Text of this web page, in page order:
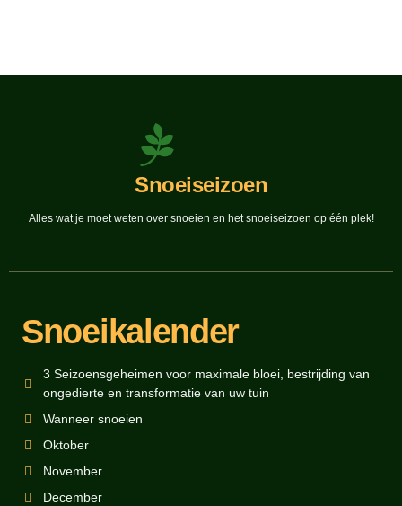
Snoeiseizoen
Alles wat je moet weten over snoeien en het snoeiseizoen op één plek!
Snoeikalender
3 Seizoensgeheimen voor maximale bloei, bestrijding van
ongedierte en transformatie van uw tuin
Wanneer snoeien
Oktober
November
December